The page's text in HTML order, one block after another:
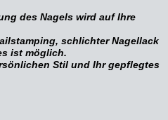
des Nagels wird auf Ihre
schlichter Nagellack
ist möglich.
Stil und Ihr gepflegtes